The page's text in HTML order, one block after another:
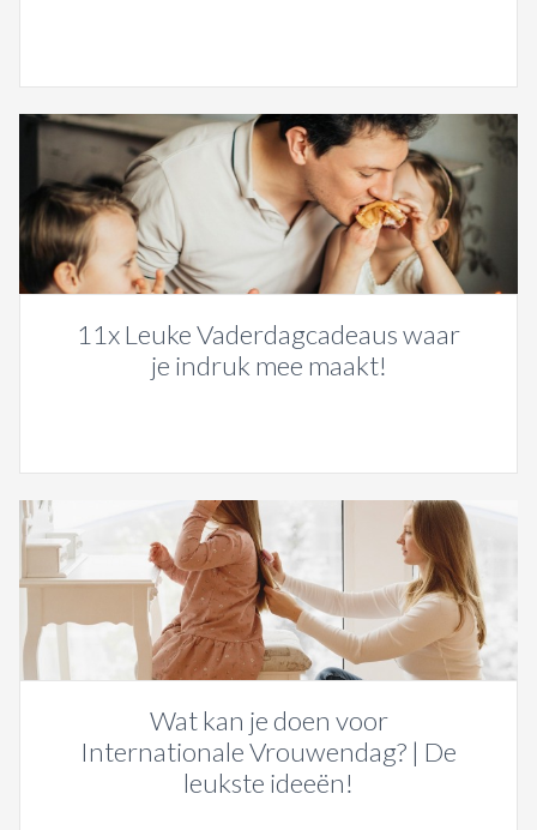
11x Leuke Vaderdagcadeaus waar
je indruk mee maakt!
Wat kan je doen voor
Internationale Vrouwendag? | De
leukste ideeën!